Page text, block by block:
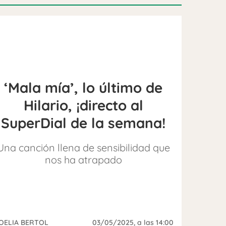
‘Mala mía’, lo último de
Hilario, ¡directo al
SuperDial de la semana!
canción llena de sensibilidad que
nos ha atrapado
BERTOL 03/05/2025, a las 14:00